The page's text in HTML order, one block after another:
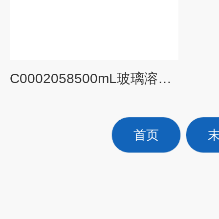
C0002058500mL玻璃溶液过滤器高效液相微生物分析
首页